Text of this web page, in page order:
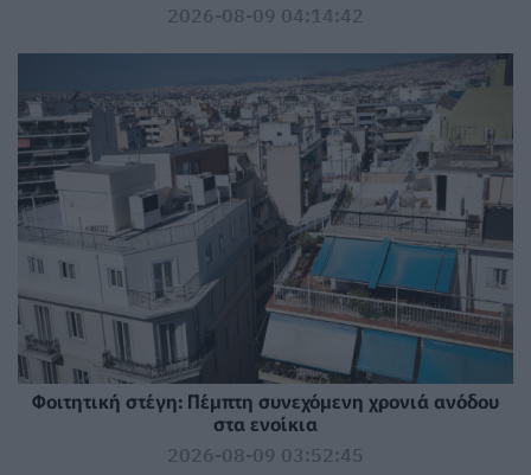
2026-08-09 04:14:42
Φοιτητική στέγη: Πέμπτη συνεχόμενη χρονιά ανόδου
στα ενοίκια
2026-08-09 03:52:45